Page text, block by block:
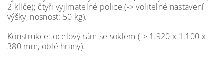
2 klíče); čtyři vyjímatelné police (-> volitelné nastavení
výšky, nosnost: 50 kg).
Konstrukce: ocelový rám se soklem (-> 1.920 x 1.100 x
380 mm, oblé hrany).